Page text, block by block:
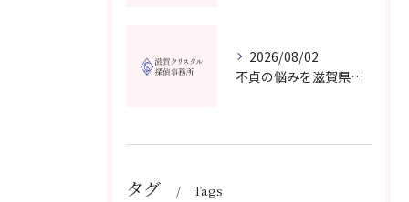
2026/08/02
不貞の悩みを滋賀県大津市の探偵事務所で無料相談し納得できる解決策を見つける方法
タグ Tags